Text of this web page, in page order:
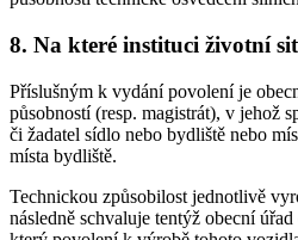
8. Na které instituci životní
Příslušným k vydání povolení je
působností (resp. magistrát), v jehož
či žadatel sídlo nebo bydliště nebo
místa bydliště.
Technickou způsobilost jednotlivě
následně schvaluje tentýž obecní